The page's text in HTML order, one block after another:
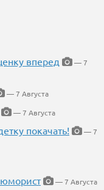
вперед
— 7
— 7 Августа
— 7 Августа
покачать!
— 7
— 7 Августа